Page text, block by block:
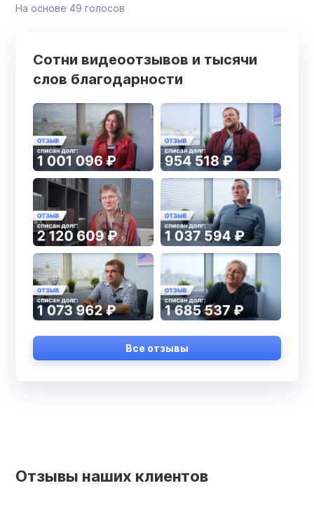
На основе 49 голосов
Сотни видеоотзывов и тысячи
слов благодарности
Все отзывы
Отзывы наших клиентов